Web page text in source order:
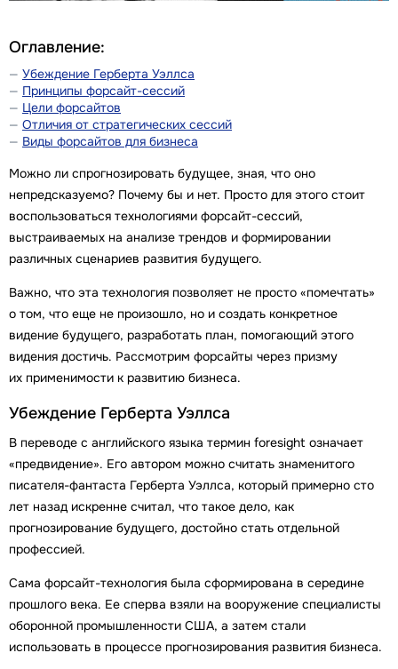
Оглавление:
Убеждение Герберта Уэллса
Принципы форсайт-сессий
Цели форсайтов
Отличия от стратегических сессий
Виды форсайтов для бизнеса
Можно ли спрогнозировать будущее, зная, что оно
непредсказуемо? Почему бы и нет. Просто для этого стоит
воспользоваться технологиями форсайт-сессий,
выстраиваемых на анализе трендов и формировании
различных сценариев развития будущего.
Важно, что эта технология позволяет не просто «помечтать»
о том, что еще не произошло, но и создать конкретное
видение будущего, разработать план, помогающий этого
видения достичь. Рассмотрим форсайты через призму
их применимости к развитию бизнеса.
Убеждение Герберта Уэллса
В переводе с английского языка термин foresight означает
«предвидение». Его автором можно считать знаменитого
писателя-фантаста Герберта Уэллса, который примерно сто
лет назад искренне считал, что такое дело, как
прогнозирование будущего, достойно стать отдельной
профессией.
Сама форсайт-технология была сформирована в середине
прошлого века. Ее сперва взяли на вооружение специалисты
оборонной промышленности США, а затем стали
использовать в процессе прогнозирования развития бизнеса.